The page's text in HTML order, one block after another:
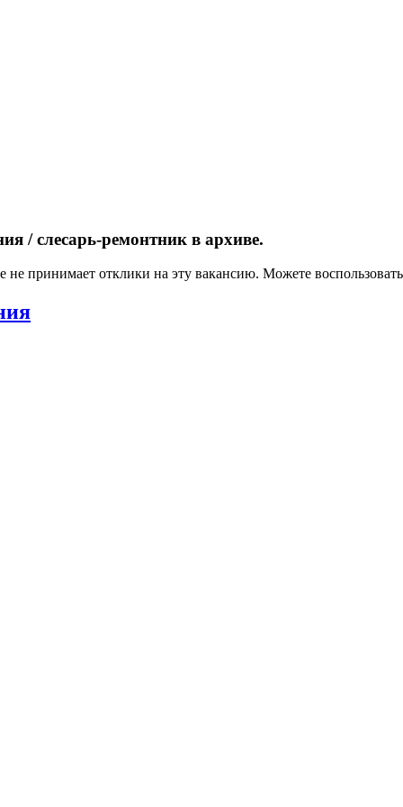
/ слесарь-ремонтник в архиве.
не принимает отклики на эту вакансию. Можете